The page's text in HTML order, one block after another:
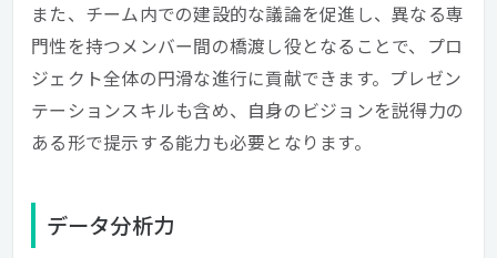
また、チーム内での建設的な議論を促進し、異なる専
門性を持つメンバー間の橋渡し役となることで、プロ
ジェクト全体の円滑な進行に貢献できます。プレゼン
テーションスキルも含め、自身のビジョンを説得力の
ある形で提示する能力も必要となります。
データ分析力